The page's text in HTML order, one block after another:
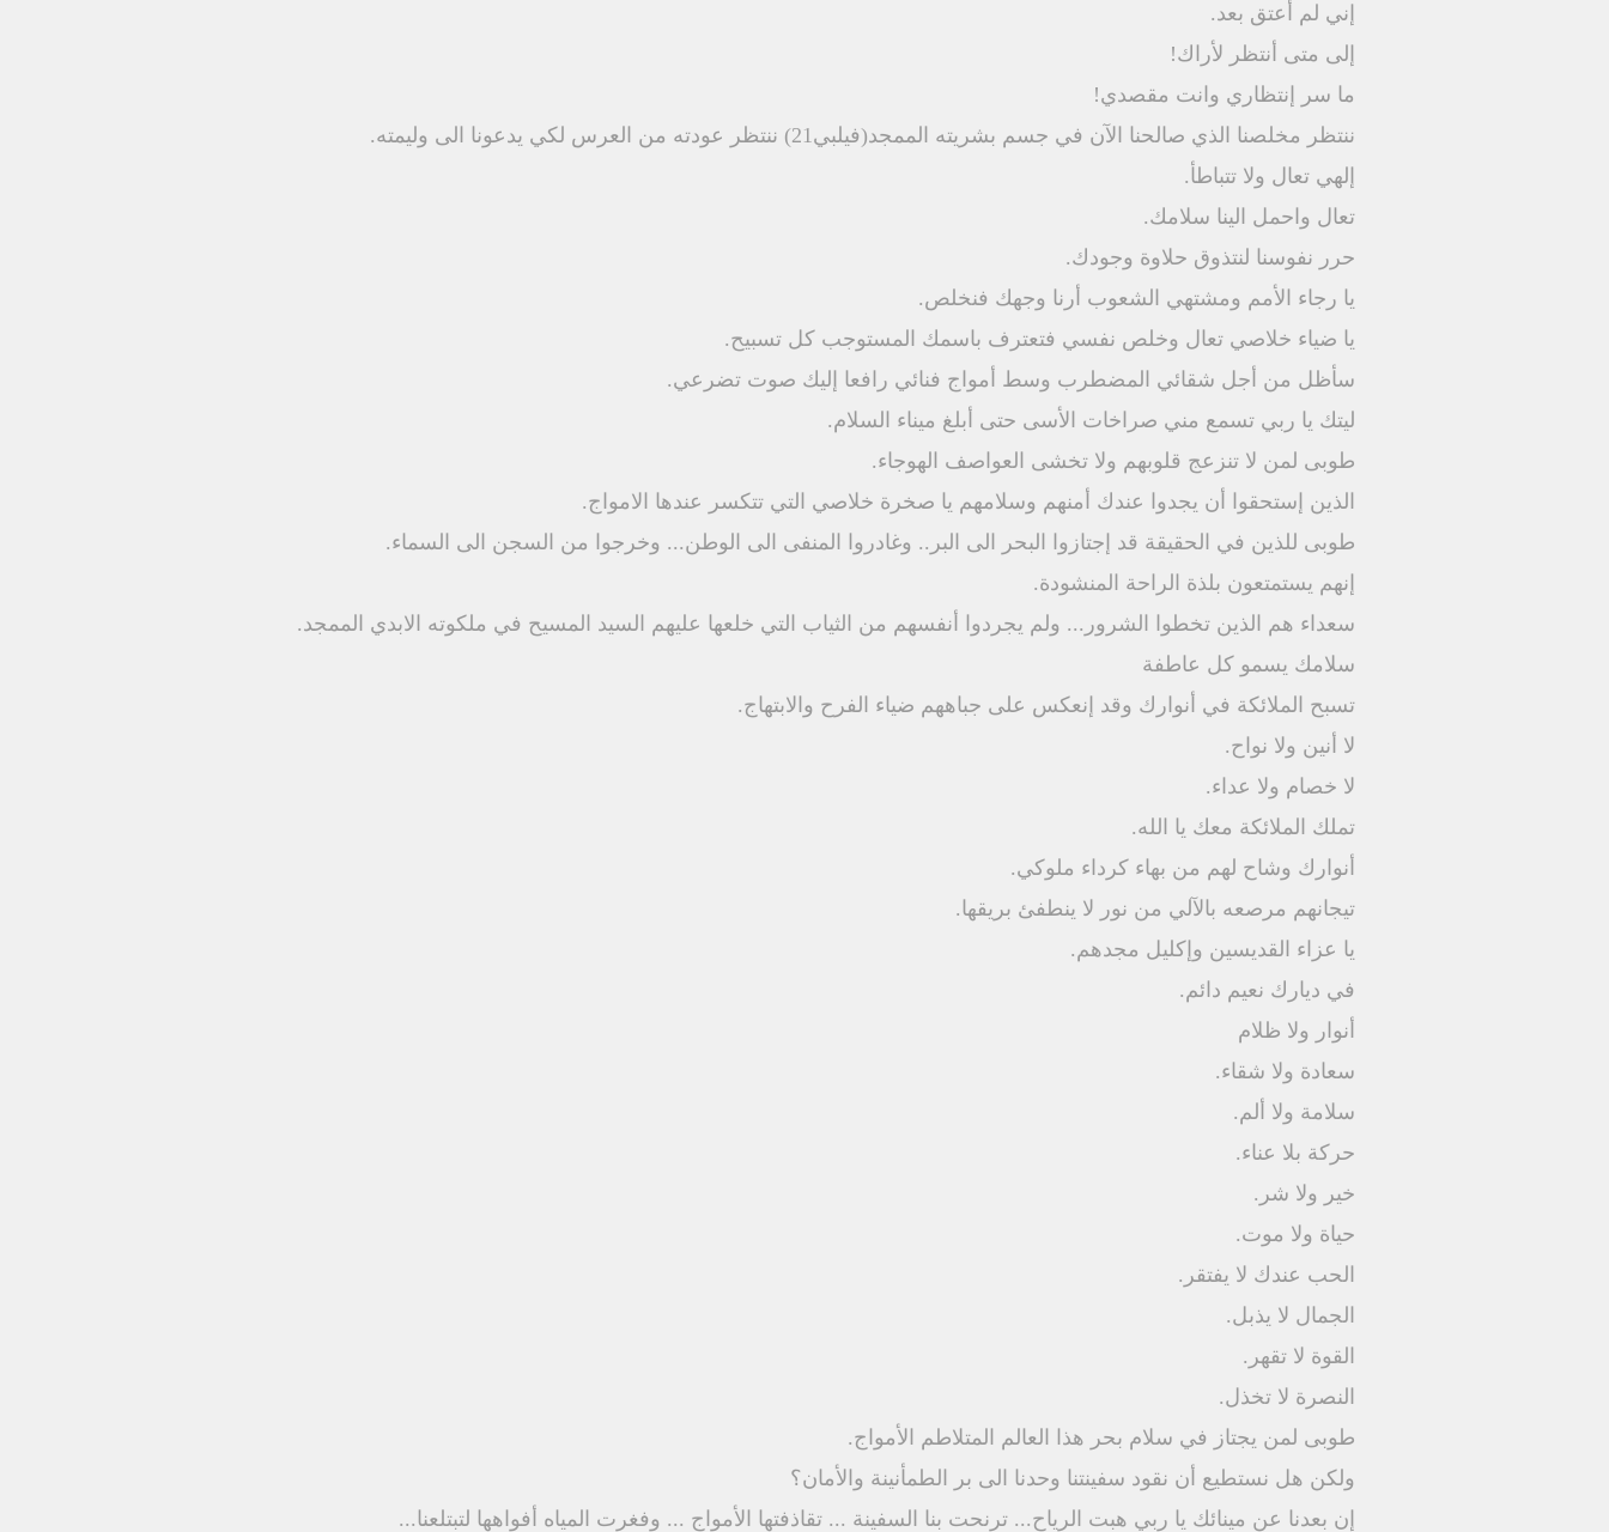
إني لم أعتق بعد.
إلى متى أنتظر لأراك!
ما سر إنتظاري وانت مقصدي!
ننتظر مخلصنا الذي صالحنا الآن في جسم بشريته الممجد(فيلبي21) ننتظر عودته من العرس لكي يدعونا الى وليمته.
إلهي تعال ولا تتباطأ.
تعال واحمل الينا سلامك.
حرر نفوسنا لنتذوق حلاوة وجودك.
يا رجاء الأمم ومشتهي الشعوب أرنا وجهك فنخلص.
يا ضياء خلاصي تعال وخلص نفسي فتعترف باسمك المستوجب كل تسبيح.
سأظل من أجل شقائي المضطرب وسط أمواج فنائي رافعا إليك صوت تضرعي.
ليتك يا ربي تسمع مني صراخات الأسى حتى أبلغ ميناء السلام.
طوبى لمن لا تنزعج قلوبهم ولا تخشى العواصف الهوجاء.
الذين إستحقوا أن يجدوا عندك أمنهم وسلامهم يا صخرة خلاصي التي تتكسر عندها الامواج.
طوبى للذين في الحقيقة قد إجتازوا البحر الى البر.. وغادروا المنفى الى الوطن... وخرجوا من السجن الى السماء.
إنهم يستمتعون بلذة الراحة المنشودة.
سعداء هم الذين تخطوا الشرور... ولم يجردوا أنفسهم من الثياب التي خلعها عليهم السيد المسيح في ملكوته الابدي الممجد.
سلامك يسمو كل عاطفة
تسبح الملائكة في أنوارك وقد إنعكس على جباههم ضياء الفرح والابتهاج.
لا أنين ولا نواح.
لا خصام ولا عداء.
تملك الملائكة معك يا الله.
أنوارك وشاح لهم من بهاء كرداء ملوكي.
تيجانهم مرصعه بالآلي من نور لا ينطفئ بريقها.
يا عزاء القديسين وإكليل مجدهم.
في ديارك نعيم دائم.
أنوار ولا ظلام
سعادة ولا شقاء.
سلامة ولا ألم.
حركة بلا عناء.
خير ولا شر.
حياة ولا موت.
الحب عندك لا يفتقر.
الجمال لا يذبل.
القوة لا تقهر.
النصرة لا تخذل.
طوبى لمن يجتاز في سلام بحر هذا العالم المتلاطم الأمواج.
ولكن هل نستطيع أن نقود سفينتنا وحدنا الى بر الطمأنينة والأمان؟
إن بعدنا عن مينائك يا ربي هبت الرياح... ترنحت بنا السفينة ... تقاذفتها الأمواج ... وفغرت المياه أفواهها لتبتلعنا...